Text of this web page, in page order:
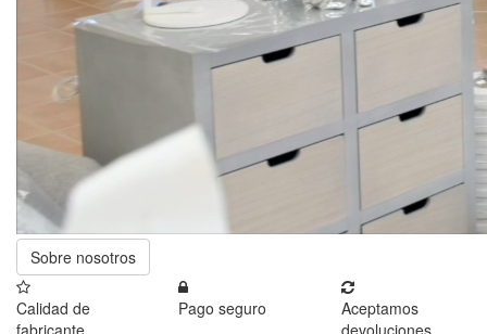
Sobre nosotros
Calidad de
fabricante
Pago seguro
Aceptamos
devoluciones